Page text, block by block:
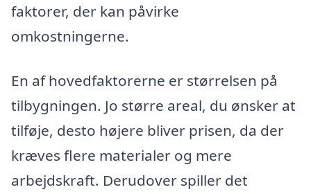
faktorer, der kan påvirke
omkostningerne.
En af hovedfaktorerne er størrelsen på
tilbygningen. Jo større areal, du ønsker at
tilføje, desto højere bliver prisen, da der
kræves flere materialer og mere
arbejdskraft. Derudover spiller det